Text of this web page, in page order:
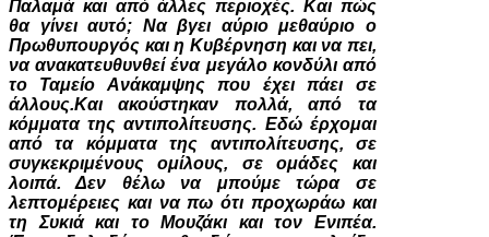
Παλαμά και από άλλες περιοχές. Και πώς
θα γίνει αυτό; Να βγει αύριο μεθαύριο ο
Πρωθυπουργός και η Κυβέρνηση και να πει,
να ανακατευθυνθεί ένα μεγάλο κονδύλι από
το Ταμείο Ανάκαμψης που έχει πάει σε
άλλους.Και ακούστηκαν πολλά, από τα
κόμματα της αντιπολίτευσης. Εδώ έρχομαι
από τα κόμματα της αντιπολίτευσης, σε
συγκεκριμένους ομίλους, σε ομάδες και
λοιπά. Δεν θέλω να μπούμε τώρα σε
λεπτομέρειες και να πω ότι προχωράω και
τη Συκιά και το Μουζάκι και τον Ενιπέα.